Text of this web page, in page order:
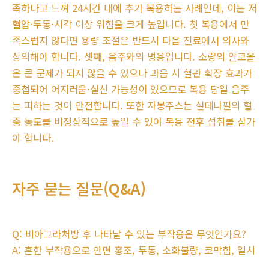
족하다고 느껴 24시간 내에 추가 복용하는 사례인데, 이는 저
혈압·두통·시각 이상 위험을 크게 높입니다. 첫 복용에서 만
족스럽지 않다면 용량 조절은 반드시 다음 진료에서 의사와
상의해야 합니다. 셋째, 음주와의 병용입니다. 소량의 알코올
은 큰 문제가 되지 않을 수 있으나 과음 시 혈관 확장 효과가
중첩되어 어지러움·실신 가능성이 있으므로 복용 당일 음주
는 피하는 것이 안전합니다. 또한 자몽주스는 실데나필의 혈
중 농도를 비정상적으로 높일 수 있어 복용 전후 섭취를 삼가
야 합니다.
자주 묻는 질문(Q&A)
Q: 비아그라처방 후 나타날 수 있는 부작용은 무엇인가요?
A: 흔한 부작용으로 안면 홍조, 두통, 소화불량, 코막힘, 일시